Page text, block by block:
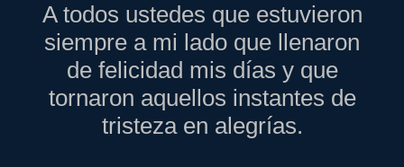
A todos ustedes que estuvieron
siempre a mi lado que llenaron
de felicidad mis días y que
tornaron aquellos instantes de
tristeza en alegrías.